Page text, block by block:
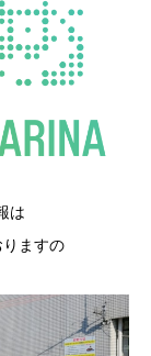
は
ますの